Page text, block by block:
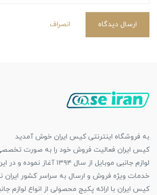
ارسال دیدگاه انصراف
به فروشگاه اینترنتی کیس ایران خوش آمدید
کیس ایران فعالیت فروش خود را به صورت
لوازم جانبی موبایل از سال ۱۳۹۴
خدمات ویژه فروش و ارسال به سراسر کشور ایران
کیس ایران با ارائه پکیج محصولی از انواع لوازم